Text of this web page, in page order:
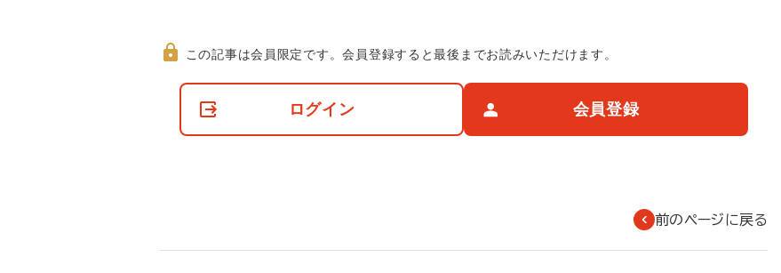
て
この記事は会員限定です。会員登録すると最後までお読みいただけます。
ログイン 会員登録
前のページに戻る